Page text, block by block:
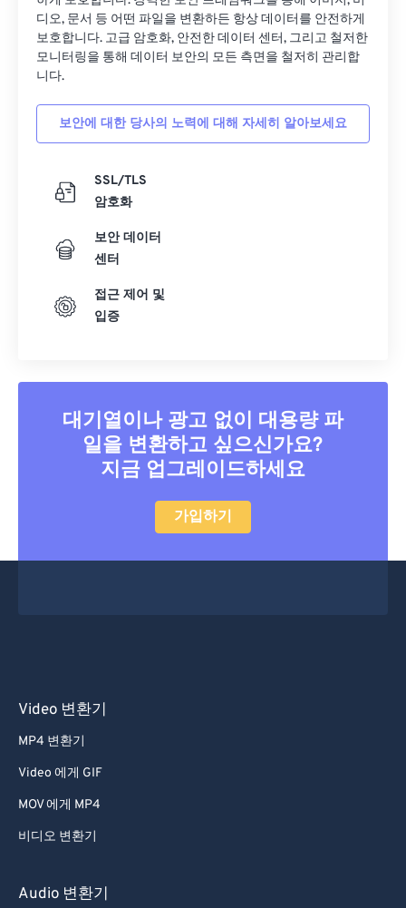
디오, 문서 등 어떤 파일을 변환하든 항상 데이터를 안전하게
보호합니다. 고급 암호화, 안전한 데이터 센터, 그리고 철저한
모니터링을 통해 데이터 보안의 모든 측면을 철저히 관리합
니다.
보안에 대한 당사의 노력에 대해 자세히 알아보세요
SSL/TLS
암호화
보안 데이터
센터
접근 제어 및
입증
대기열이나 광고 없이 대용량 파
일을 변환하고 싶으신가요?
지금 업그레이드하세요
가입하기
Video 변환기
MP4 변환기
Video 에게 GIF
MOV 에게 MP4
비디오 변환기
Audio 변환기